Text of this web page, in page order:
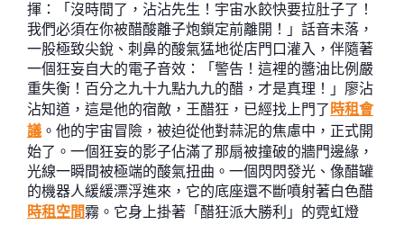
揮：「沒時間了，沾沾先生！宇宙水餃快要拉肚子了！
我們必須在你被醋酸離子炮鎖定前離開！」話音未落，
一股極致尖銳、刺鼻的酸氣猛地從店門口灌入，伴隨著
一個狂妄自大的電子音效：「警告！這裡的醬油比例嚴
重失衡！百分之九十九點九九的醋，才是真理！」廖沾
沾知道，這是他的宿敵，王醋狂，已經找上門了 時租會
議 。他的宇宙冒險，被迫從他對蒜泥的焦慮中，正式開
始了。一個狂妄的影子佔滿了那扇被撞破的牆門邊緣，
光線一瞬間被極端的酸氣扭曲。一個閃閃發光、像醋罐
的機器人緩緩漂浮進來，它的底座還不斷噴射著白色醋
時租空間霧。它身上掛著「醋狂派大勝利」的霓虹燈